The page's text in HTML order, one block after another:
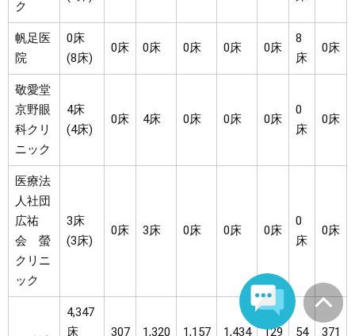
ク
帆足医
院
0床
(8床)
0床 0床 0床 0床 0床
8
床
0床
敬愛堂
京野眼
科クリ
ニック
4床
(4床)
0床 4床 0床 0床 0床
0
床
0床
医療法
人社団
広祐
会 螢
クリニ
ック
3床
(3床)
0床 3床 0床 0床 0床
0
床
0床
4,347
床
307 1,320 1,157 1,434 129 54 371